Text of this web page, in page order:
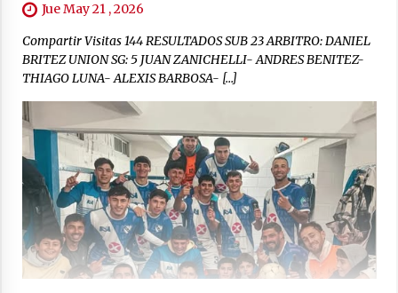
Jue May 21 , 2026
Compartir Visitas 144 RESULTADOS SUB 23 ARBITRO: DANIEL
BRITEZ UNION SG: 5 JUAN ZANICHELLI- ANDRES BENITEZ-
THIAGO LUNA- ALEXIS BARBOSA- […]